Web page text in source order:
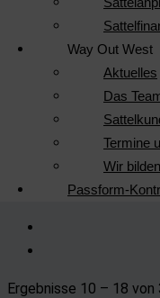
Way Out West
Aktuelles
Das
Termine
Wir
Passform-
Ergebnisse 10 – 18